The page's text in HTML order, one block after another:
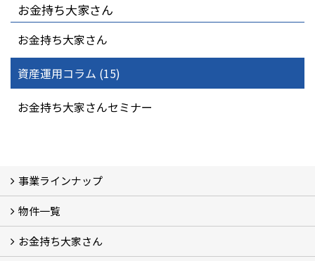
お金持ち大家さん
お金持ち大家さん
資産運用コラム (15)
お金持ち大家さんセミナー
事業ラインナップ
三光ソフラン株式会社の強み
資産運用
収益物件
賃貸管理 (2)
土地有効活用 (3)
相続対策・コンサルティング (3)
不動産買取・売買・仲介 (3)
リフォーム
空き家・空き地対策 (2)
設計・施工・建築請負
物件一覧
物件一覧
フォトギャラリー
弊社施工事例3D写真
お金持ち大家さん